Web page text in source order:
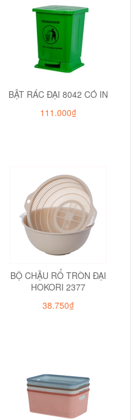
BẬT RÁC ĐẠI 8042 CÓ IN
111.000₫
BỘ CHẬU RỔ TRÒN ĐẠI
HOKORI 2377
38.750₫